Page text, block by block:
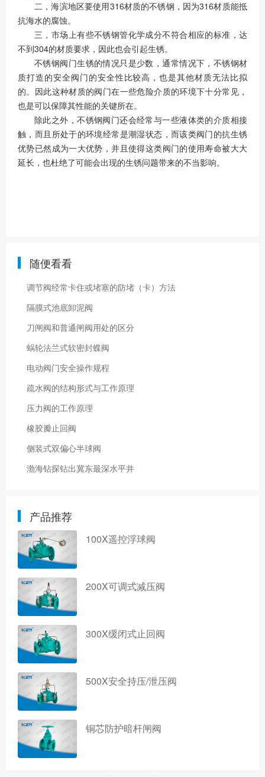
二，海滨地区要使用316材质的不锈钢，因为316材质能抵
抗海水的腐蚀。
三，市场上有些不锈钢管化学成分不符合相应的标准，达
不到304的材质要求，因此也会引起生锈。
不锈钢阀门生锈的情况只是少数，通常情况下，不锈钢材
质打造的安全阀门的安全性比较高，也是其他材质无法比拟
的。因此这种材质的阀门在一些危险介质的环境下十分常见，
也是可以保障其性能的关键所在。
除此之外，不锈钢阀门还会经常与一些液体类的介质相接
触，而且所处于的环境经常是潮湿状态，而该类阀门的抗生锈
优势已然成为一大优势，并且使得这类阀门的使用寿命被大大
延长，也杜绝了可能会出现的生锈问题带来的不当影响。
随便看看
调节阀经常卡住或堵塞的防堵（卡）方法
隔膜式池底卸泥阀
刀闸阀和普通闸阀用处的区分
蜗轮法兰式软密封蝶阀
电动阀门安全操作规程
疏水阀的结构形式与工作原理
压力阀的工作原理
橡胶瓣止回阀
侧装式双偏心半球阀
渤海钻探钻出冀东最深水平井
产品推荐
100X遥控浮球阀
200X可调式减压阀
300X缓闭式止回阀
500X安全持压/泄压阀
铜芯防护暗杆闸阀